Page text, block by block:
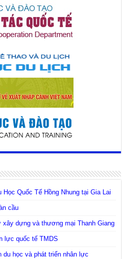
Quốc Tế Hồng Nhung tại Gia Lai
cầu
dựng và thương mại Thanh Giang
lực quốc tế TMDS
học và phát triển nhân lực